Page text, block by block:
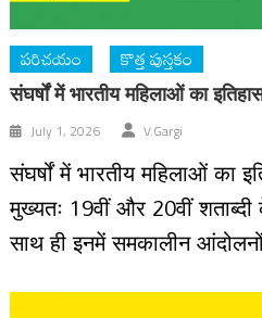
పరిచయం కొత్త పుస్తకం
संघर्षों में भारतीय महिलाओं का
July 1, 2026 V.Gargi
संघर्षों में भारतीय महिलाओं का
मुख्यतः 19वीं और 20वीं
साथ ही इनमें समकालीन